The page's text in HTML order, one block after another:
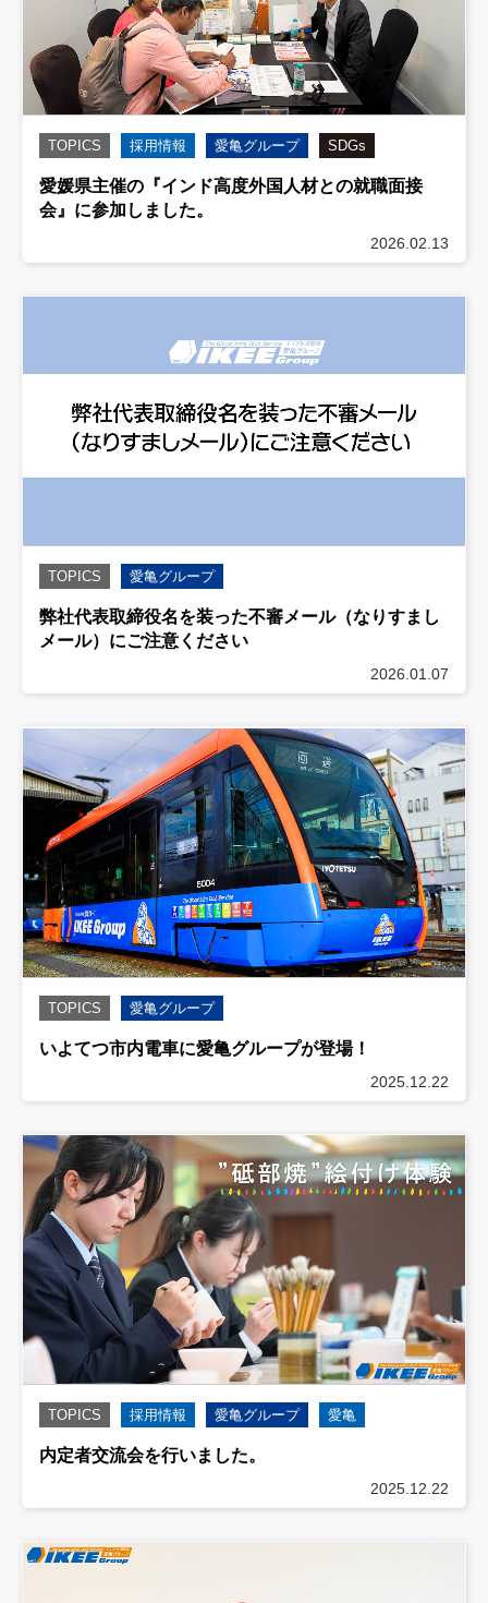
TOPICS 採用情報 愛亀グループ SDGs
愛媛県主催の『インド高度外国人材との就職面接
会』に参加しました。
2026.02.13
TOPICS 愛亀グループ
弊社代表取締役名を装った不審メール（なりすまし
メール）にご注意ください
2026.01.07
TOPICS 愛亀グループ
いよてつ市内電車に愛亀グループが登場！
2025.12.22
TOPICS 採用情報 愛亀グループ 愛亀
内定者交流会を行いました。
2025.12.22